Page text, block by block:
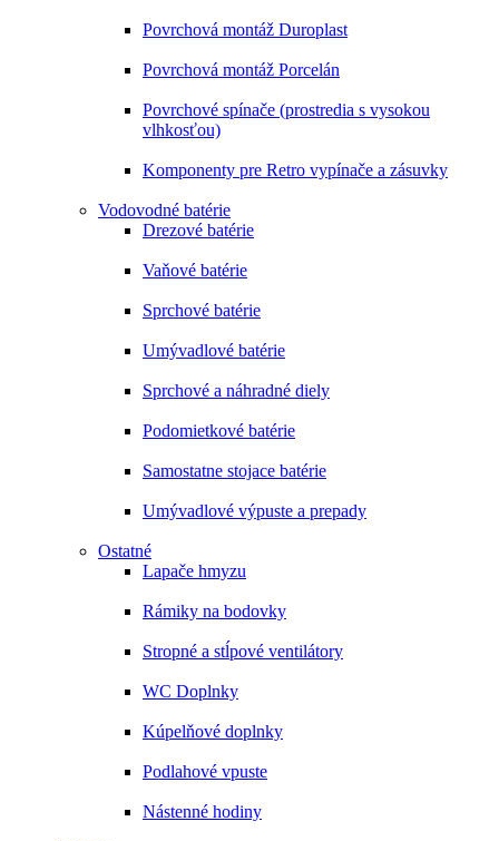
Povrchová montáž Duroplast
Povrchová montáž Porcelán
Povrchové spínače (prostredia s vysokou
vlhkosťou)
Komponenty pre Retro vypínače a zásuvky
Vodovodné batérie
Drezové batérie
Vaňové batérie
Sprchové batérie
Umývadlové batérie
Sprchové a náhradné diely
Podomietkové batérie
Samostatne stojace batérie
Umývadlové výpuste a prepady
Ostatné
Lapače hmyzu
Rámiky na bodovky
Stropné a stĺpové ventilátory
WC Doplnky
Kúpelňové doplnky
Podlahové vpuste
Nástenné hodiny